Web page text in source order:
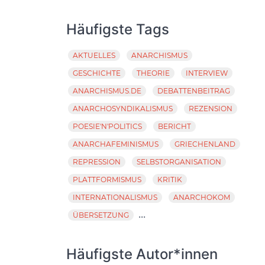
Häufigste Tags
AKTUELLES
ANARCHISMUS
GESCHICHTE
THEORIE
INTERVIEW
ANARCHISMUS.DE
DEBATTENBEITRAG
ANARCHOSYNDIKALISMUS
REZENSION
POESIE'N'POLITICS
BERICHT
ANARCHAFEMINISMUS
GRIECHENLAND
REPRESSION
SELBSTORGANISATION
PLATTFORMISMUS
KRITIK
INTERNATIONALISMUS
ANARCHOKOM
ÜBERSETZUNG
...
Häufigste Autor*innen